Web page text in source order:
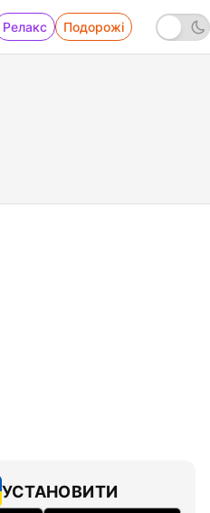
Релакс Подорожі
УСТАНОВИТИ